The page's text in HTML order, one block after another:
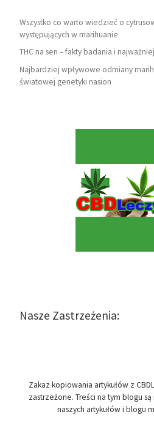
Wszystko co warto wiedzieć o
występujących w marihuanie
THC na sen – fakty badania i
Najbardziej wpływowe odmiany
światowej genetyki nasion
Nasze Zastrzeżenia:
Zakaz kopiowania artykułów z
zastrzeżone. Treści na tym blogu są
naszych artykułów i blogu